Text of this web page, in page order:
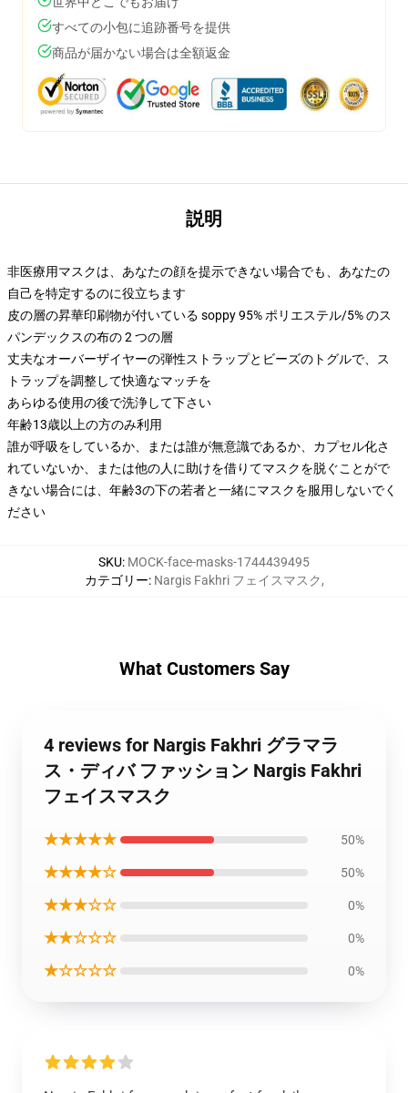
すべての小包に追跡番号を提供
商品が届かない場合は全額返金
説明
非医療用マスクは、あなたの顔を提示できない場合でも、あなたの
自己を特定するのに役立ちます
皮の層の昇華印刷物が付いている soppy 95% ポリエステル/5% のス
パンデックスの布の 2 つの層
丈夫なオーバーザイヤーの弾性ストラップとビーズのトグルで、ス
トラップを調整して快適なマッチを
あらゆる使用の後で洗浄して下さい
年齢13歳以上の方のみ利用
誰が呼吸をしているか、または誰が無意識であるか、カプセル化さ
れていないか、または他の人に助けを借りてマスクを脱ぐことがで
きない場合には、年齢3の下の若者と一緒にマスクを服用しないでく
ださい
SKU: MOCK-face-masks-1744439495
カテゴリー: Nargis Fakhri フェイスマスク,
What Customers Say
4 reviews for Nargis Fakhri グラマラ
ス・ディバ ファッション Nargis Fakhri
フェイスマスク
★★★★★ 50%
★★★★☆ 50%
★★★☆☆ 0%
★★☆☆☆ 0%
★☆☆☆☆ 0%